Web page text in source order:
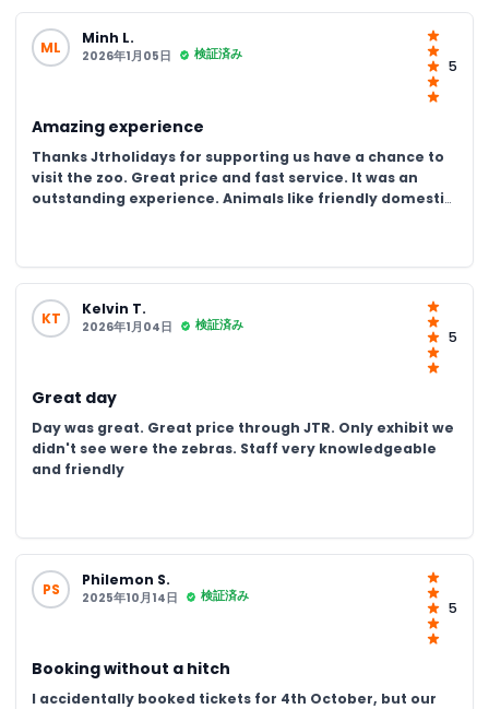
passionate about their work.
ML
Minh L.
2026年1月05日 検証済み
5
Amazing experience
Thanks Jtrholidays for supporting us have a chance to
visit the zoo. Great price and fast service. It was an
outstanding experience. Animals like friendly domestic
KT Kelvin T.
2026年1月04日 検証済み
5
Great day
Day was great. Great price through JTR. Only exhibit we
didn't see were the zebras. Staff very knowledgeable
and friendly
PS Philemon S.
2025年10月14日 検証済み
5
Booking without a hitch
I accidentally booked tickets for 4th October, but our